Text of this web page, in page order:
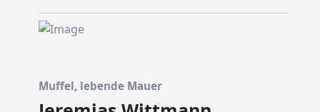
Muffel, lebende Mauer